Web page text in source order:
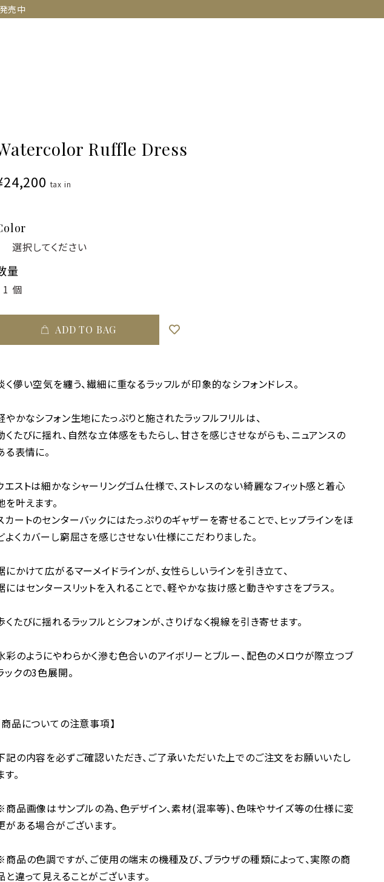
売中
Ruffle Dress
tax in
量
ADD TO BAG
く儚い空気を纏う、繊細に重なるラッフルが印象的なシフォンドレス。
やかなシフォン生地にたっぷりと施されたラッフルフリルは、
くたびに揺れ、自然な立体感をもたらし、甘さを感じさせながらも、ニュアンスの
る表情に。
エストは細かなシャーリングゴム仕様で、ストレスのない綺麗なフィット感と着心
を叶えます。
カートのセンターバックにはたっぷりのギャザーを寄せることで、ヒップラインをほ
よくカバーし窮屈さを感じさせない仕様にこだわりました。
にかけて広がるマーメイドラインが、女性らしいラインを引き立て、
にはセンタースリットを入れることで、軽やかな抜け感と動きやすさをプラス。
くたびに揺れるラッフルとシフォンが、さりげなく視線を引き寄せます。
彩のようにやわらかく滲む色合いのアイボリーとブルー、配色のメロウが際立つブ
ックの3色展開。
商品についての注意事項】
記の内容を必ずご確認いただき、ご了承いただいた上でのご注文をお願いいたし
す。
品画像はサンプルの為、色デザイン、素材(混率等)、色味やサイズ等の仕様に変
がある場合がございます。
品の色調ですが、ご使用の端末の機種及び、ブラウザの種類によって、実際の商
と違って見えることがございます。